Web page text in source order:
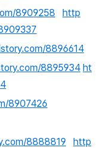
8909258
http
8896614
8895934 ht
8907426
8888819
http